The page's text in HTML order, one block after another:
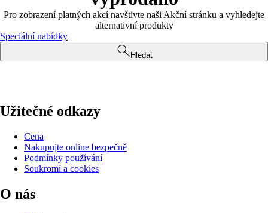
Pro zobrazení platných akcí navštivte naši Akční stránku a vyhledejte
alternativní produkty
Speciální nabídky
Hledat
Užitečné odkazy
Cena
Nakupujte online bezpečně
Podmínky používání
Soukromí a cookies
O nás